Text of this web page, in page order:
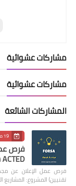
مشاركات عشوائية
مشاركات عشوائية
المشاركات الشائعة
19 مايو 2022
فرص
ACTED شمال سوريا
فرص عمل الإعلان عن
تقنيين) المشروع: